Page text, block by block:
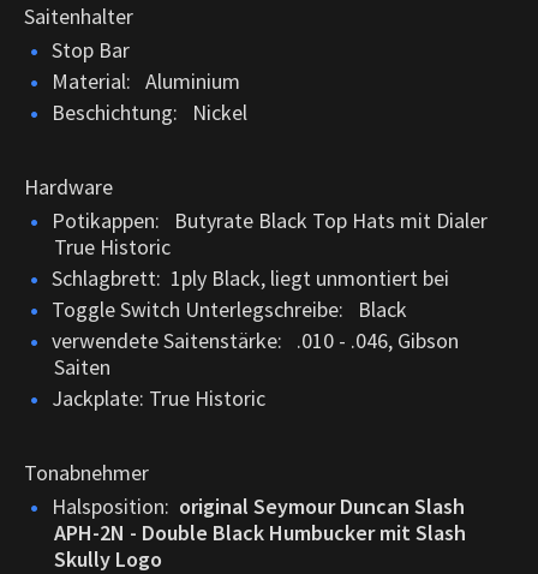
Saitenhalter
Stop Bar
Material: Aluminium
Beschichtung: Nickel
Hardware
Potikappen: Butyrate Black Top Hats mit Dialer
True Historic
Schlagbrett: 1ply Black, liegt unmontiert bei
Toggle Switch Unterlegschreibe: Black
verwendete Saitenstärke: .010 - .046, Gibson
Saiten
Jackplate: True Historic
Tonabnehmer
Halsposition: original Seymour Duncan Slash
APH-2N - Double Black Humbucker mit Slash
Skully Logo